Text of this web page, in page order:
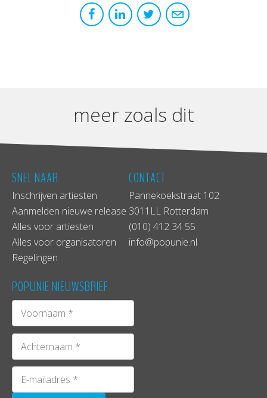
meer zoals dit
SNEL NAAR
Inschrijven artiesten
Aanmelden nieuwe release
Alles voor artiesten
Alles voor organisatoren
Regelingen
CONTACT
Pannekoekstraat 102
3011LL Rotterdam
(010) 412 34 55
info@popunie.nl
POPUNIE NIEUWSBRIEF